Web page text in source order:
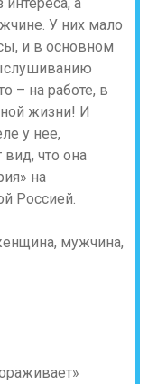
У них мало
и в основном
– на работе, в
жизни! И
у нее,
что она
на
Россией.